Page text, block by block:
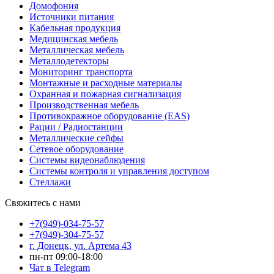
Домофония
Источники питания
Кабельная продукция
Медицинская мебель
Металлическая мебель
Металлодетекторы
Мониторинг транспорта
Монтажные и расходные материалы
Охранная и пожарная сигнализация
Производственная мебель
Противокражное оборудование (EAS)
Рации / Радиостанции
Металлические сейфы
Сетевое оборудование
Системы видеонаблюдения
Системы контроля и управления доступом
Стеллажи
Свяжитесь с нами
+7(949)-034-75-57
+7(949)-304-75-57
г. Донецк, ул. Артема 43
пн-пт 09:00-18:00
Чат в Telegram